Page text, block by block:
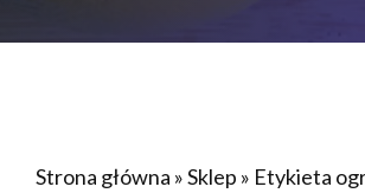
Strona główna »Sklep » Etykieta